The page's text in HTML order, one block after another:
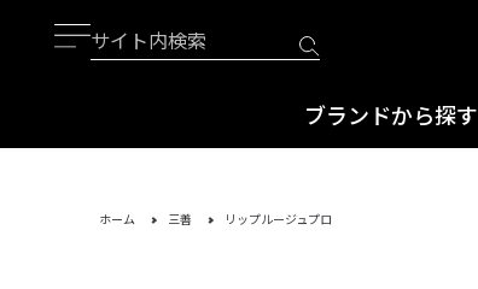
ブランドから探す
ホーム 三善 リップルージュプロ